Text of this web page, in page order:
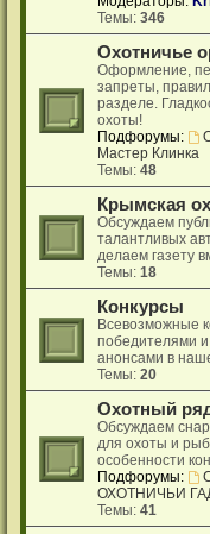
Темы:346
Охотничье
Оформление,
запреты,
разделе.
охоты!
Подфорумы:
Мастер Клинка
Темы:48
Крымская
Обсуждаем
талантливых
делаем газету
Темы:18
Конкурсы
Всевозможные
победителями
анонсами в
Темы:20
Охотный
Обсуждаем
для охоты и
особенности
Подфорумы:
ОХОТНИЧЬИ
Темы:41